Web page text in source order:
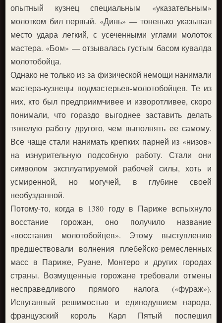
опытный кузнец специальным «указательным»
молотком бил первый. «Динь» — тоненько указывал
место удара легкий, с усеченными углами молоток
мастера. «Бом» — отзывалась густым басом кувалда
молотобойца.
Однако не только из-за физической немощи нанимали
мастера-кузнецы подмастерьев-молотобойцев. Те из
них, кто был предприимчивее и изворотливее, скоро
понимали, что гораздо выгоднее заставить делать
тяжелую работу другого, чем выполнять ее самому.
Все чаще стали нанимать крепких парней из «низов»
на изнурительную подсобную работу. Стали они
символом эксплуатируемой рабочей силы, хоть и
усмиренной, но могучей, в глубине своей
необузданной.
Потому-то, когда в 1380 году в Париже вспыхнуло
восстание горожан, оно получило название
«восстания молотобойцев». Этому выступлению
предшествовали волнения плебейско-ремесленных
масс в Париже, Руане, Монтеро и других городах
страны. Возмущенные горожане требовали отмены
несправедливого прямого налога («фураж»).
Испуганный решимостью и единодушием народа,
французский король Карл Пятый поспешил